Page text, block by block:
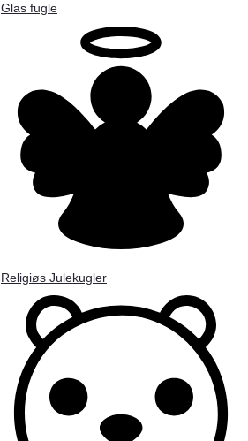
Glas fugle
Religiøs Julekugler